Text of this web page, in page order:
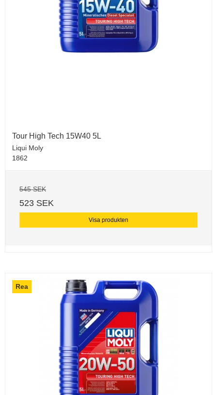
Tour High Tech 15W40 5L
Liqui Moly
1862
545 SEK
523 SEK
Visa produkten
Rea